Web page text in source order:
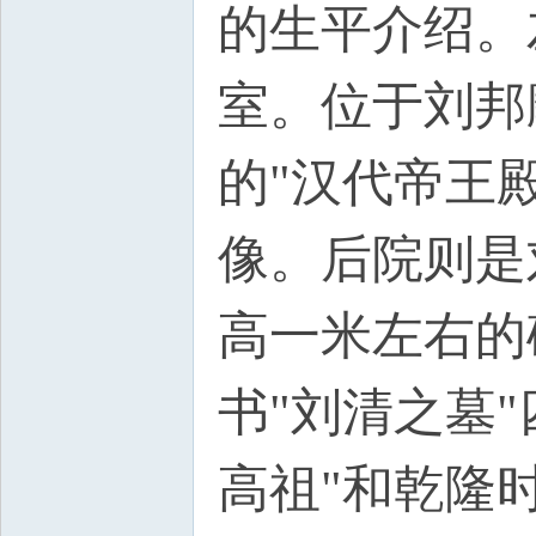
的生平介绍
室。位于刘
的"汉代帝王
像。后院则
高一米左右
书"刘清之墓"
高祖"和乾隆